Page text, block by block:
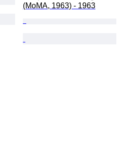
(MoMA, 1963) - 1963